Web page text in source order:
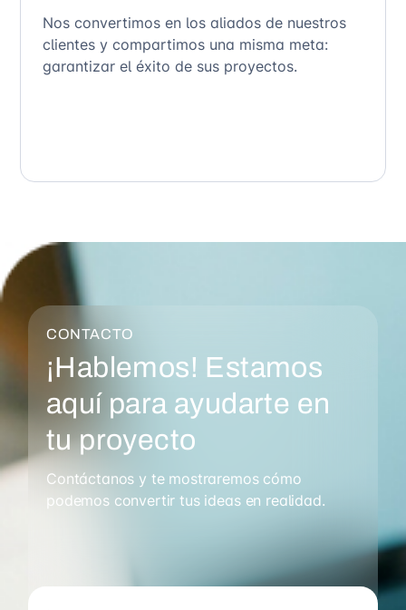
Nos convertimos en los aliados de nuestros
clientes y compartimos una misma meta:
garantizar el éxito de sus proyectos.
CONTACTO
¡Hablemos! Estamos
aquí para ayudarte en
tu proyecto
Contáctanos y te mostraremos cómo
podemos convertir tus ideas en realidad.